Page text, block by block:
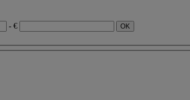
- €